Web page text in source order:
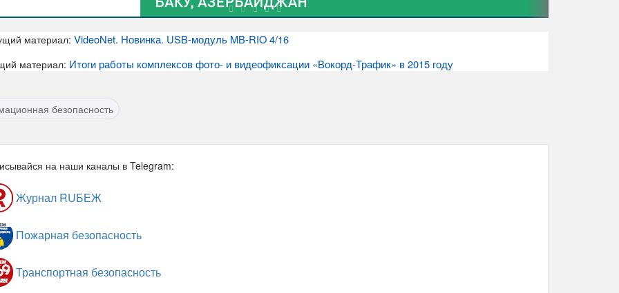
материал: VideoNet. Новинка. USB-модуль MB-RIO 4/16
материал: Итоги работы комплексов фото- и видеофиксации «Вокорд-Трафик» в 2015 году
безопасность
на наши каналы в Telegram:
Журнал RUБЕЖ
Пожарная безопасность
Транспортная безопасность